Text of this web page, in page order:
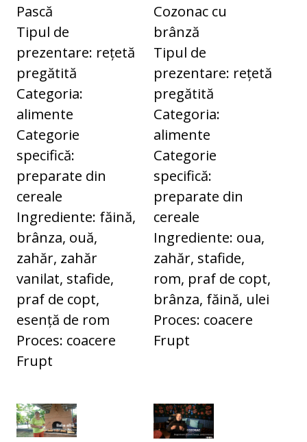
Pască
Tipul de
prezentare: rețetă
pregătită
Categoria:
alimente
Categorie
specifică:
preparate din
cereale
Ingrediente: făină,
brânza, ouă,
zahăr, zahăr
vanilat, stafide,
praf de copt,
esență de rom
Proces: coacere
Frupt
Cozonac cu
brânză
Tipul de
prezentare: rețetă
pregătită
Categoria:
alimente
Categorie
specifică:
preparate din
cereale
Ingrediente: oua,
zahăr, stafide,
rom, praf de copt,
brânza, făină, ulei
Proces: coacere
Frupt